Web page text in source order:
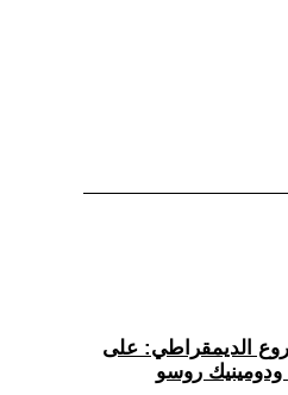
الديمقراطي: على
روسو